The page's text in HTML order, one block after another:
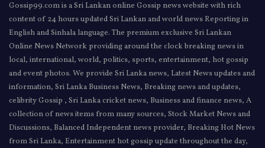
Gossip99.com is a Sri Lankan online Gossip news website with rich
content of 24 hours updated Sri Lankan and world news Reporting in
English and Sinhala language. The premium exclusive Sri Lankan
Online News Network providing around the clock breaking news in
local, international, world, politics, sports, entertainment, hot gossip
and event photos. We provide Sri Lanka news, Latest News updates and
information, Sri Lanka Business News, Breaking news and updates,
celibrity Gossip , Sri Lanka cricket news, Business and finance news, A
collection of news items from many sources, Stock Market News and
Discussions, Balanced Independent news provider, Breaking Hot News
from Sri Lanka, Entertainment hot gossip update throughout the day,